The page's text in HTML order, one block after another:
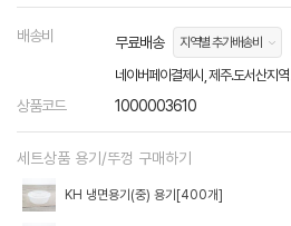
배송비 무료배송 지역별 추가배송비
네이버페이결제시, 제주.도서산지
상품코드 1000003610
세트상품 용기/뚜껑 구매하기
KH 냉면용기(중) 용기[400개]